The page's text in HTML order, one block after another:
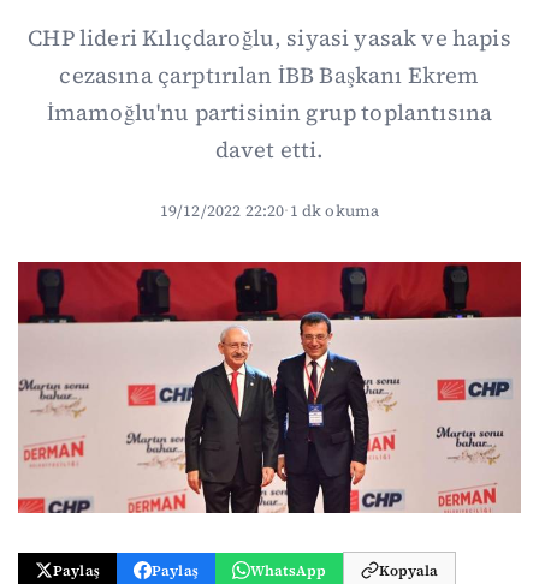
CHP lideri Kılıçdaroğlu, siyasi yasak ve hapis
cezasına çarptırılan İBB Başkanı Ekrem
İmamoğlu'nu partisinin grup toplantısına
davet etti.
19/12/2022 22:20·1 dk okuma
Paylaş Paylaş WhatsApp Kopyala